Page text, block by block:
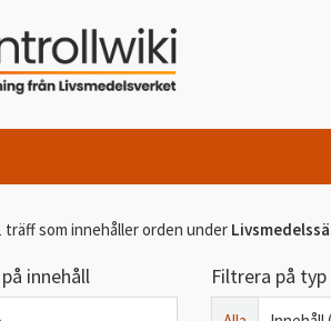
träff som innehåller orden under
innehåll Filtrera på typ